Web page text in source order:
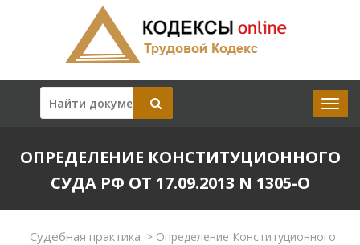
ОПРЕДЕЛЕНИЕ КОНСТИТУЦИОННОГО
СУДА РФ ОТ 17.09.2013 N 1305-О
Судебная практика > Определение Конституционного